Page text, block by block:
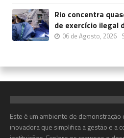
Rio concentra
de exercício ilegal
06 de Agosto, 2026
Este é um ambiente de
inovadora que simplifica a gestão e a